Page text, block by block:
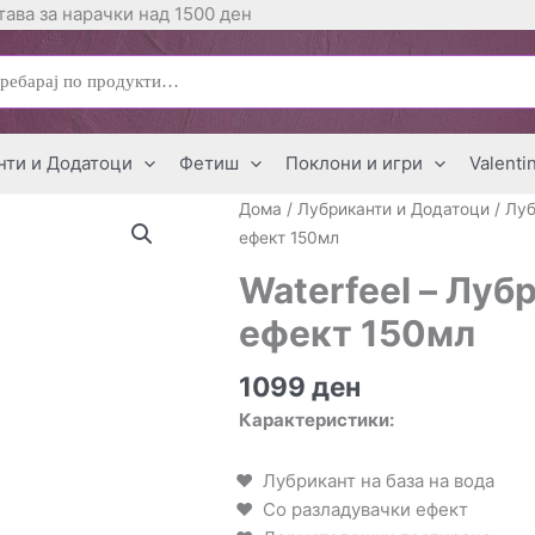
за нарачки над 1500 ден
и Додатоци Фетиш Поклони и игри
Дома / Лубриканти и Додатоци /
ефект 150мл
Waterfeel –
ефект 150мл
1099 ден
Карактеристики:
Лубрикант на база на вода
Со разладувачки ефект